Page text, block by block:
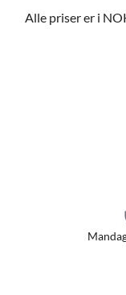
Alle priser er i